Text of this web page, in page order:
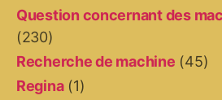
Question concernant des
(230)
Recherche de machine (45)
Regina(1)